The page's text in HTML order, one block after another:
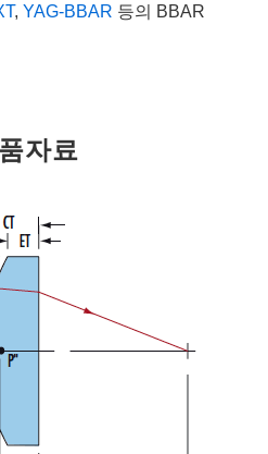
, YAG-BBAR 등의 BBAR
자료